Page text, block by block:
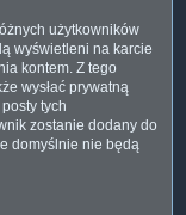
użytkowników
wyświetleni na karcie
kontem. Z tego
wysłać prywatną
tych
zostanie dodany do
domyślnie nie będą